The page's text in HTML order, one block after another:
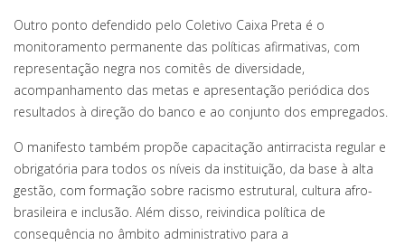
Outro ponto defendido pelo Coletivo Caixa Preta é o
monitoramento permanente das políticas afirmativas, com
representação negra nos comitês de diversidade,
acompanhamento das metas e apresentação periódica dos
resultados à direção do banco e ao conjunto dos empregados.
O manifesto também propõe capacitação antirracista regular e
obrigatória para todos os níveis da instituição, da base à alta
gestão, com formação sobre racismo estrutural, cultura afro-
brasileira e inclusão. Além disso, reivindica política de
consequência no âmbito administrativo para a